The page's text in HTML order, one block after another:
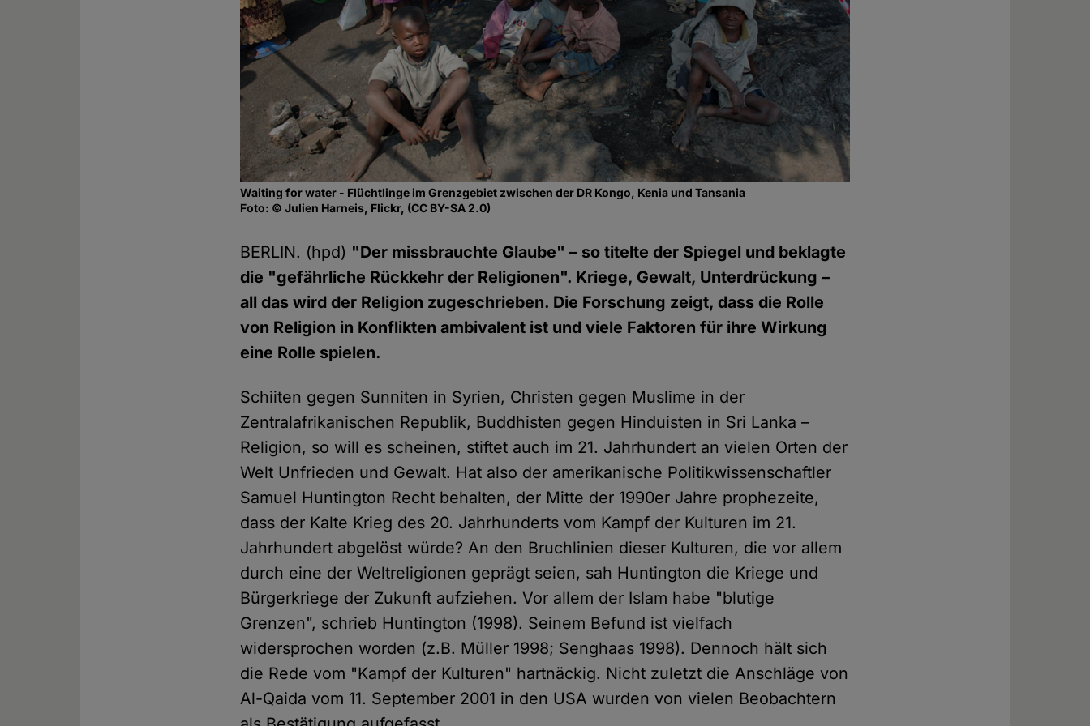
Waiting for water - Flüchtlinge im Grenzgebiet zwischen der DR Kongo, Kenia und Tansania
Foto: © Julien Harneis, Flickr, (CC BY-SA 2.0)
BERLIN. (hpd) "Der missbrauchte Glaube" – so titelte der Spiegel und beklagte
die "gefährliche Rückkehr der Religionen". Kriege, Gewalt, Unterdrückung –
all das wird der Religion zugeschrieben. Die Forschung zeigt, dass die Rolle
von Religion in Konflikten ambivalent ist und viele Faktoren für ihre Wirkung
eine Rolle spielen.
Schiiten gegen Sunniten in Syrien, Christen gegen Muslime in der
Zentralafrikanischen Republik, Buddhisten gegen Hinduisten in Sri Lanka –
Religion, so will es scheinen, stiftet auch im 21. Jahrhundert an vielen Orten der
Welt Unfrieden und Gewalt. Hat also der amerikanische Politikwissenschaftler
Samuel Huntington Recht behalten, der Mitte der 1990er Jahre prophezeite,
dass der Kalte Krieg des 20. Jahrhunderts vom Kampf der Kulturen im 21.
Jahrhundert abgelöst würde? An den Bruchlinien dieser Kulturen, die vor allem
durch eine der Weltreligionen geprägt seien, sah Huntington die Kriege und
Bürgerkriege der Zukunft aufziehen. Vor allem der Islam habe "blutige
Grenzen", schrieb Huntington (1998). Seinem Befund ist vielfach
widersprochen worden (z.B. Müller 1998; Senghaas 1998). Dennoch hält sich
die Rede vom "Kampf der Kulturen" hartnäckig. Nicht zuletzt die Anschläge von
Al-Qaida vom 11. September 2001 in den USA wurden von vielen Beobachtern